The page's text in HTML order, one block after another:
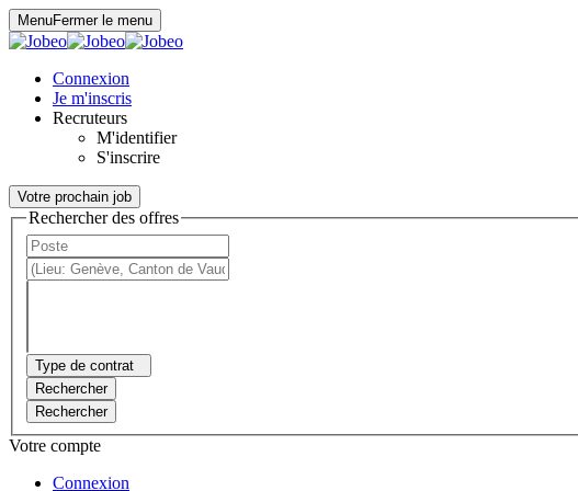
MenuFermer le menu
Connexion
Je m'inscris
Recruteurs
M'identifier
S'inscrire
Votre prochain job
Rechercher des offres
Type de contrat
Rechercher
Rechercher
Votre compte
Connexion
Panneau de gestion des cookies